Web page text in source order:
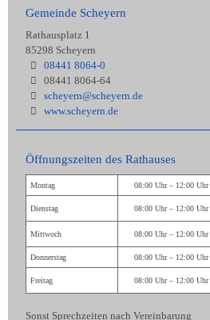
Gemeinde Scheyern
Rathausplatz 1
85298 Scheyern
08441 8064-0
08441 8064-64
scheyern@scheyern.de
www.scheyern.de
Öffnungszeiten des Rathauses
Montag 08:00 Uhr – 12:00 Uhr
Dienstag 08:00 Uhr – 12:00 Uhr
Mittwoch 08:00 Uhr – 12:00 Uhr
Donnerstag 08:00 Uhr – 12:00 Uhr
Freitag 08:00 Uhr – 12:00 Uhr
Sonst Sprechzeiten nach Vereinbarung